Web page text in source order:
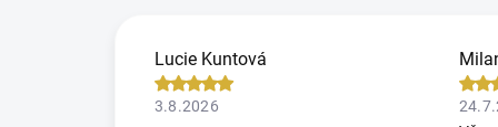
Lucie Kuntová
3.8.2026